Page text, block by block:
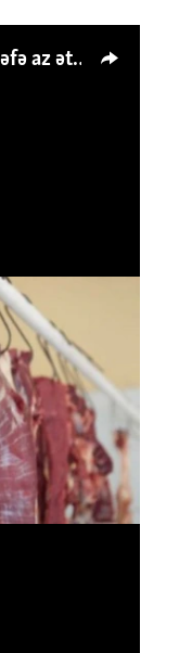
Azərbaycanlı avropalıdan iki dəfə az ət yeyir, amma... 'Qiymət artımı qaçılmazdır'
available